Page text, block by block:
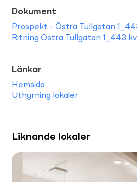
Dokument
Prospekt - Östra Tullgatan
Ritning Östra Tullgatan 1_443
Länkar
Hemsida
Uthyrning lokaler
Liknande lokaler